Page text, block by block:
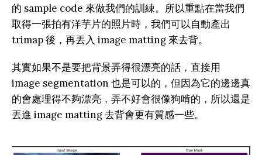
的 sample code 來做我們的訓綀。所以重點在當我們
取得一張拍有洋芋片的照片時，我們可以自動產出
trimap 後，再丟入 image matting 來去背。
其實如果不是要把背景弄得很漂亮的話，直接用
image segmentation 也是可以的，但因為它的邊邊真
的會處理得不夠漂亮，弄不好會很像狗啃的，所以還是
丟進 image matting 去背會更有質感一些。